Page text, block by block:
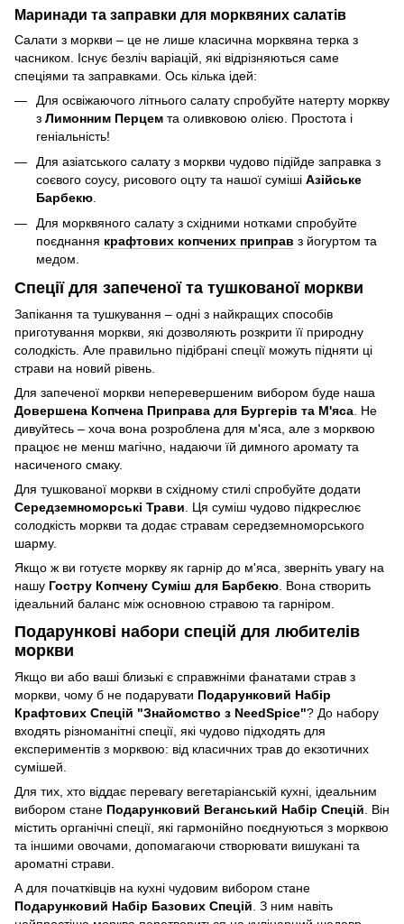
Маринади та заправки для морквяних салатів
Салати з моркви – це не лише класична морквяна терка з
часником. Існує безліч варіацій, які відрізняються саме
спеціями та заправками. Ось кілька ідей:
Для освіжаючого літнього салату спробуйте натерту моркву
з Лимонним Перцем та оливковою олією. Простота і
геніальність!
Для азіатського салату з моркви чудово підійде заправка з
соєвого соусу, рисового оцту та нашої суміші Азійське
Барбекю
Для морквяного салату з східними нотками спробуйте
поєднання крафтових копчених приправ з йогуртом та
медом.
Спеції для запеченої та тушкованої моркви
Запікання та тушкування – одні з найкращих способів
приготування моркви, які дозволяють розкрити її природну
солодкість. Але правильно підібрані спеції можуть підняти ці
страви на новий рівень.
Для запеченої моркви неперевершеним вибором буде наша
Довершена Копчена Приправа для Бургерів та М'яса . Не
дивуйтесь – хоча вона розроблена для м'яса, але з морквою
працює не менш магічно, надаючи їй димного аромату та
насиченого смаку.
Для тушкованої моркви в східному стилі спробуйте додати
Середземноморські Трави . Ця суміш чудово підкреслює
солодкість моркви та додає стравам середземноморського
шарму.
Якщо ж ви готуєте моркву як гарнір до м'яса, зверніть увагу на
нашу Гостру Копчену Суміш для Барбекю . Вона створить
ідеальний баланс між основною стравою та гарніром.
Подарункові набори спецій для любителів
моркви
Якщо ви або ваші близькі є справжніми фанатами страв з
моркви, чому б не подарувати Подарунковий Набір
Крафтових Спецій "Знайомство з NeedSpice"? До набору
входять різноманітні спеції, які чудово підходять для
експериментів з морквою: від класичних трав до екзотичних
сумішей.
Для тих, хто віддає перевагу вегетаріанській кухні, ідеальним
вибором стане Подарунковий Веганський Набір Спецій. Він
містить органічні спеції, які гармонійно поєднуються з морквою
та іншими овочами, допомагаючи створювати вишукані та
ароматні страви.
А для початківців на кухні чудовим вибором стане
Подарунковий Набір Базових Спецій. З ним навіть